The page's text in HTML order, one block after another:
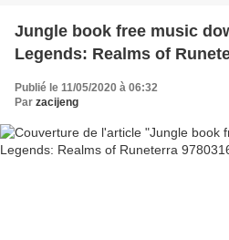
Jungle book free music
Legends: Realms of
Publié le 11/05/2020 à 06:32
Par zacijeng